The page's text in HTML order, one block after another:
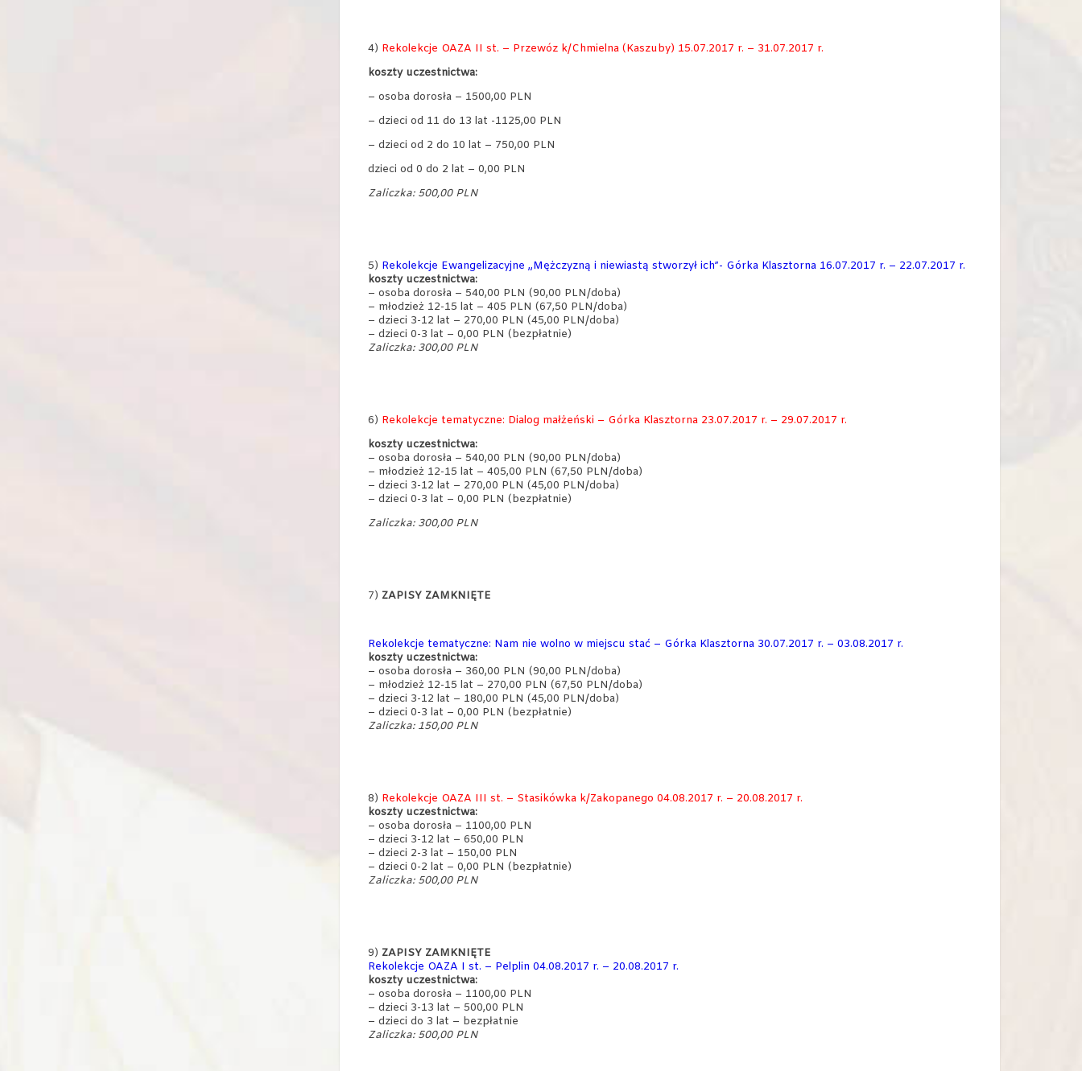
4) Rekolekcje OAZA II st. – Przewóz k/Chmielna (Kaszuby) 15.07.2017 r. – 31.07.2017 r.
koszty uczestnictwa:
– osoba dorosła – 1500,00 PLN
– dzieci od 11 do 13 lat -1125,00 PLN
– dzieci od 2 do 10 lat – 750,00 PLN
dzieci od 0 do 2 lat – 0,00 PLN
Zaliczka: 500,00 PLN
5) Rekolekcje Ewangelizacyjne „Mężczyzną i niewiastą stworzył ich”- Górka Klasztorna 16.07.2017 r. – 22.07.2017 r.
koszty uczestnictwa:
– osoba dorosła – 540,00 PLN (90,00 PLN/doba)
– młodzież 12-15 lat – 405 PLN (67,50 PLN/doba)
– dzieci 3-12 lat – 270,00 PLN (45,00 PLN/doba)
– dzieci 0-3 lat – 0,00 PLN (bezpłatnie)
Zaliczka: 300,00 PLN
6) Rekolekcje tematyczne: Dialog małżeński – Górka Klasztorna 23.07.2017 r. – 29.07.2017 r.
koszty uczestnictwa:
– osoba dorosła – 540,00 PLN (90,00 PLN/doba)
– młodzież 12-15 lat – 405,00 PLN (67,50 PLN/doba)
– dzieci 3-12 lat – 270,00 PLN (45,00 PLN/doba)
– dzieci 0-3 lat – 0,00 PLN (bezpłatnie)
Zaliczka: 300,00 PLN
7) ZAPISY ZAMKNIĘTE
Rekolekcje tematyczne: Nam nie wolno w miejscu stać – Górka Klasztorna 30.07.2017 r. – 03.08.2017 r.
koszty uczestnictwa:
– osoba dorosła – 360,00 PLN (90,00 PLN/doba)
– młodzież 12-15 lat – 270,00 PLN (67,50 PLN/doba)
– dzieci 3-12 lat – 180,00 PLN (45,00 PLN/doba)
– dzieci 0-3 lat – 0,00 PLN (bezpłatnie)
Zaliczka: 150,00 PLN
8) Rekolekcje OAZA III st. – Stasikówka k/Zakopanego 04.08.2017 r. – 20.08.2017 r.
koszty uczestnictwa:
– osoba dorosła – 1100,00 PLN
– dzieci 3-12 lat – 650,00 PLN
– dzieci 2-3 lat – 150,00 PLN
– dzieci 0-2 lat – 0,00 PLN (bezpłatnie)
Zaliczka: 500,00 PLN
9) ZAPISY ZAMKNIĘTE
Rekolekcje OAZA I st. – Pelplin 04.08.2017 r. – 20.08.2017 r.
koszty uczestnictwa:
– osoba dorosła – 1100,00 PLN
– dzieci 3-13 lat – 500,00 PLN
– dzieci do 3 lat – bezpłatnie
Zaliczka: 500,00 PLN